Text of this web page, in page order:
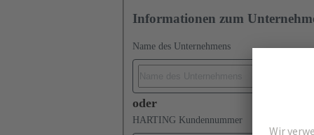
Informationen zum
Name des Unternehmens
oder
HARTING Kundennummer